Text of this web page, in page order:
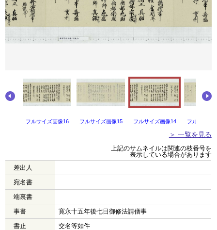
フルサイズ画像16 フルサイズ画像15 フルサイズ画像14 フルサイズ
＞ 一覧を見る
上記のサムネイルは関連の枝番号を
表示している場合があります
差出人
宛名書
端裏書
事書
寛永十五年後七日御修法請僧事
書止
交名等如件